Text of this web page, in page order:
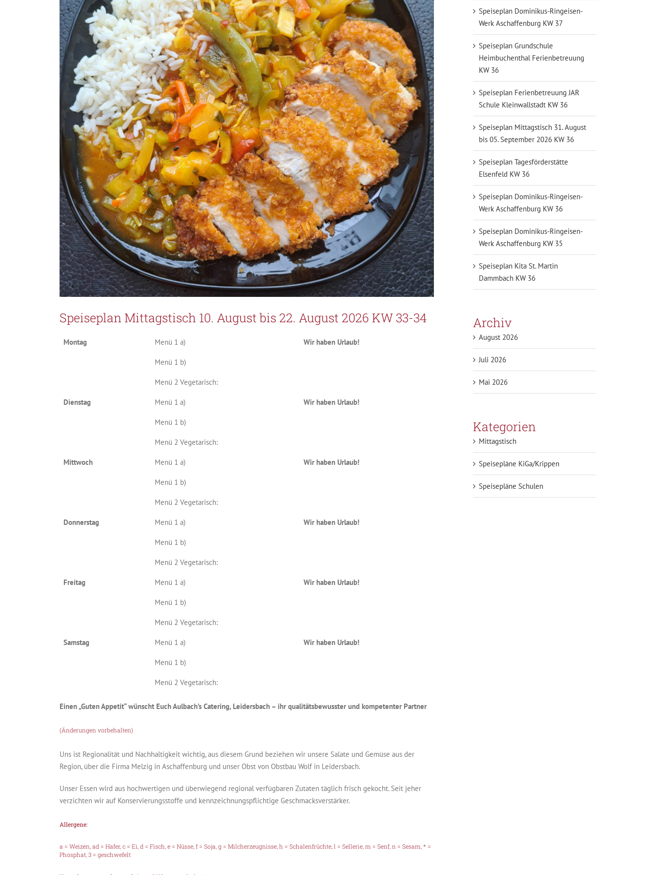
Speiseplan Mittagstisch 10. August bis 22. August 2026 KW 33-34
Montag Menü 1 a) Wir haben Urlaub!
Menü 1 b)
Menü 2 Vegetarisch:
Dienstag Menü 1 a) Wir haben Urlaub!
Menü 1 b)
Menü 2 Vegetarisch:
Mittwoch Menü 1 a) Wir haben Urlaub!
Menü 1 b)
Menü 2 Vegetarisch:
Donnerstag Menü 1 a) Wir haben Urlaub!
Menü 1 b)
Menü 2 Vegetarisch:
Freitag Menü 1 a) Wir haben Urlaub!
Menü 1 b)
Menü 2 Vegetarisch:
Samstag Menü 1 a) Wir haben Urlaub!
Menü 1 b)
Menü 2 Vegetarisch:
Einen „Guten Appetit“ wünscht Euch Aulbach’s Catering, Leidersbach – ihr qualitätsbewusster und kompetenter Partner
(Änderungen vorbehalten)
Uns ist Regionalität und Nachhaltigkeit wichtig, aus diesem Grund beziehen wir unsere Salate und Gemüse aus der
Region, über die Firma Melzig in Aschaffenburg und unser Obst von Obstbau Wolf in Leidersbach.
Unser Essen wird aus hochwertigen und überwiegend regional verfügbaren Zutaten täglich frisch gekocht. Seit jeher
verzichten wir auf Konservierungsstoffe und kennzeichnungspflichtige Geschmacksverstärker.
Allergene:
a = Weizen, ad = Hafer, c = Ei, d = Fisch, e = Nüsse, f = Soja, g = Milcherzeugnisse, h = Schalenfrüchte, l = Sellerie, m = Senf, n = Sesam, * =
Phosphat, 3 = geschwefelt
Speiseplan Dominikus-Ringeisen-
Werk Aschaffenburg KW 37
Speiseplan Grundschule
Heimbuchenthal Ferienbetreuung
KW 36
Speiseplan Ferienbetreuung JAR
Schule Kleinwallstadt KW 36
Speiseplan Mittagstisch 31. August
bis 05. September 2026 KW 36
Speiseplan Tagesförderstätte
Elsenfeld KW 36
Speiseplan Dominikus-Ringeisen-
Werk Aschaffenburg KW 36
Speiseplan Dominikus-Ringeisen-
Werk Aschaffenburg KW 35
Speiseplan Kita St. Martin
Dammbach KW 36
Archiv
August 2026
Juli 2026
Mai 2026
Kategorien
Mittagstisch
Speisepläne KiGa/Krippen
Speisepläne Schulen